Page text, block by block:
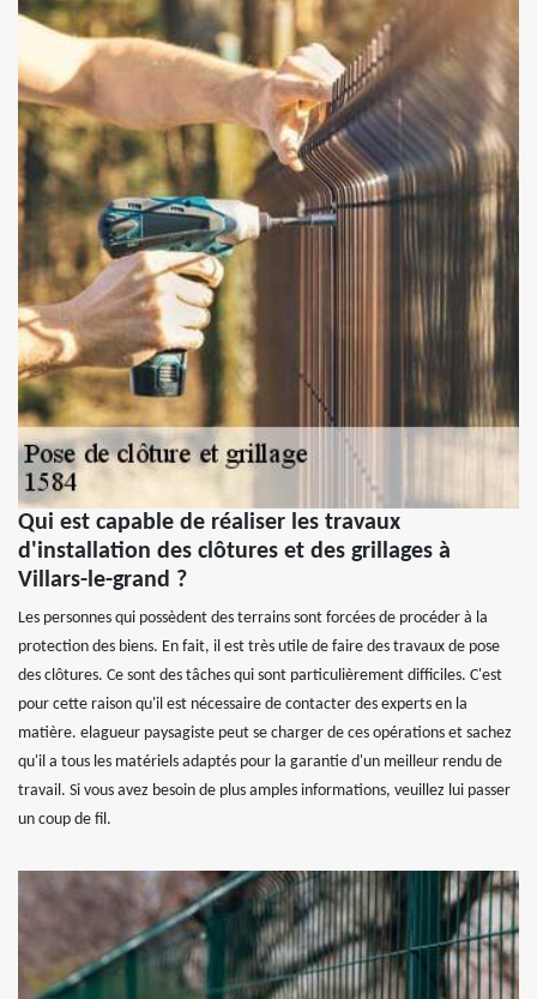
Qui est capable de réaliser les travaux
d'installation des clôtures et des grillages à
Villars-le-grand ?
Les personnes qui possèdent des terrains sont forcées de procéder à la
protection des biens. En fait, il est très utile de faire des travaux de pose
des clôtures. Ce sont des tâches qui sont particulièrement difficiles. C'est
pour cette raison qu'il est nécessaire de contacter des experts en la
matière. elagueur paysagiste peut se charger de ces opérations et sachez
qu'il a tous les matériels adaptés pour la garantie d'un meilleur rendu de
travail. Si vous avez besoin de plus amples informations, veuillez lui passer
un coup de fil.